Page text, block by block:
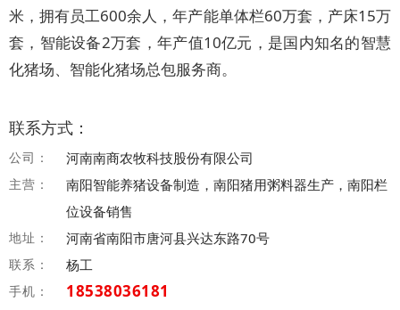
米，拥有员工600余人，年产能单体栏60万套，产床15万
套，智能设备2万套，年产值10亿元，是国内知名的智慧
化猪场、智能化猪场总包服务商。
联系方式：
公司： 河南南商农牧科技股份有限公司
主营：
南阳智能养猪设备制造，南阳猪用粥料器生产，南阳栏
位设备销售
地址： 河南省南阳市唐河县兴达东路70号
联系： 杨工
手机： 18538036181